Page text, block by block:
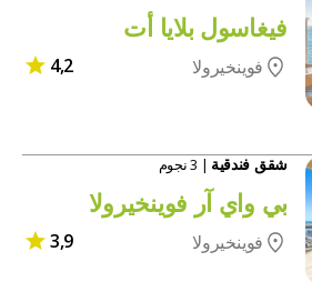
فيغاسول بلايا أت
فوينخيرولا 4,2
شقق فندقية | 3 نجوم
بي واي آر فوينخيرولا
فوينخيرولا 3,9